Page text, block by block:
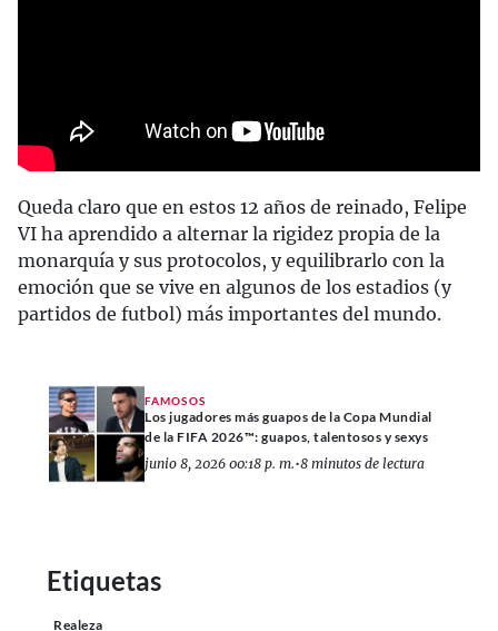
Queda claro que en estos 12 años de reinado, Felipe
VI ha aprendido a alternar la rigidez propia de la
monarquía y sus protocolos, y equilibrarlo con la
emoción que se vive en algunos de los estadios (y
partidos de futbol) más importantes del mundo.
FAMOSOS
Los jugadores más guapos de la Copa Mundial
de la FIFA 2026™: guapos, talentosos y sexys
junio 8, 2026 00:18 p. m.•8 minutos de lectura
Etiquetas
Realeza